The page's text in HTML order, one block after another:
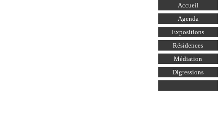
Aller au
contenu
principal
Accueil
Agenda
Expositions
Résidences
Médiation
Digressions